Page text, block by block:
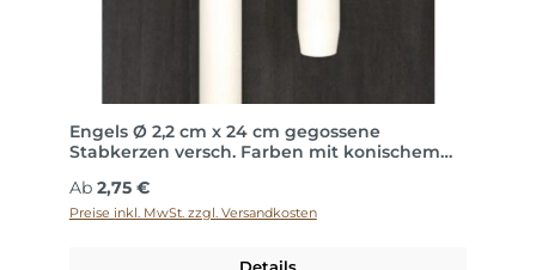
Engels Ø 2,2 cm x 24 cm gegossene
Stabkerzen versch. Farben mit konischem
Regulärer Preis:
Ab 2,75 €
Preise inkl. MwSt. zzgl. Versandkosten